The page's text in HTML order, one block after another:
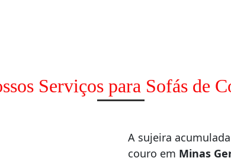
Serviços para Sofás de
A sujeira
couro em Minas